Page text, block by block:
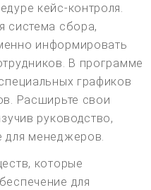
кейс-контроля.
система сбора,
информировать
В программе
графиков
Расширьте свои
руководство,
для менеджеров.
которые
для